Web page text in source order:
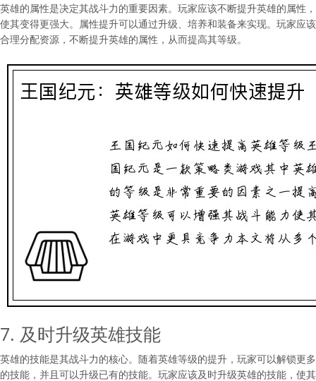
英雄的属性是决定其战斗力的重要因素。玩家应该不断提升英雄的属性，
使其变得更强大。属性提升可以通过升级、培养和装备来实现。玩家应该
合理分配资源，不断提升英雄的属性，从而提高其等级。
7. 及时升级英雄技能
英雄的技能是其战斗力的核心。随着英雄等级的提升，玩家可以解锁更多
的技能，并且可以升级已有的技能。玩家应该及时升级英雄的技能，使其